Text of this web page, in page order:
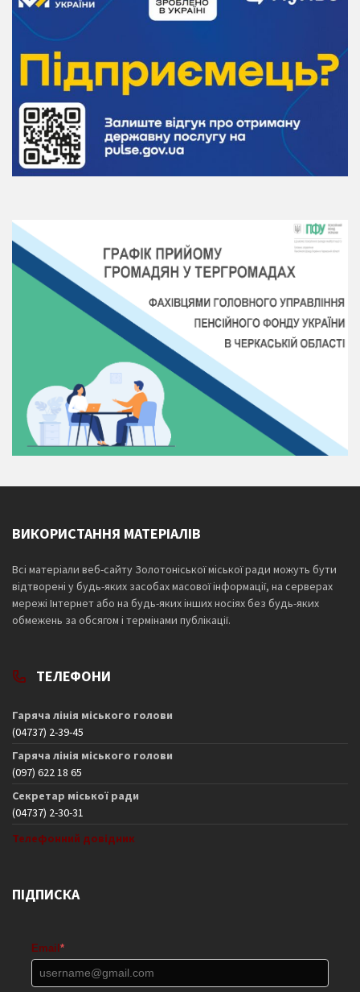
ВИКОРИСТАННЯ МАТЕРІАЛІВ
Всі матеріали веб-сайту Золотоніської міської ради можуть бути
відтворені у будь-яких засобах масової інформації, на серверах
мережі Інтернет або на будь-яких інших носіях без будь-яких
обмежень за обсягом і термінами публікації.
ТЕЛЕФОНИ
Гаряча лінія міського голови
(04737) 2-39-45
Гаряча лінія міського голови
(097) 622 18 65
Секретар міської ради
(04737) 2-30-31
Телефонний довідник
ПІДПИСКА
Email *